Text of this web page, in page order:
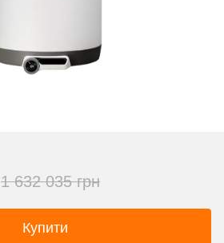
1 632 035 грн
Купити